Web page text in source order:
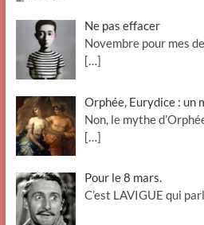
Ne pas effacer
Novembre pour mes
[…]
Orphée, Eurydice : un
Non, le mythe
[…]
Pour le 8 mars.
C’est LAVIGUE qui